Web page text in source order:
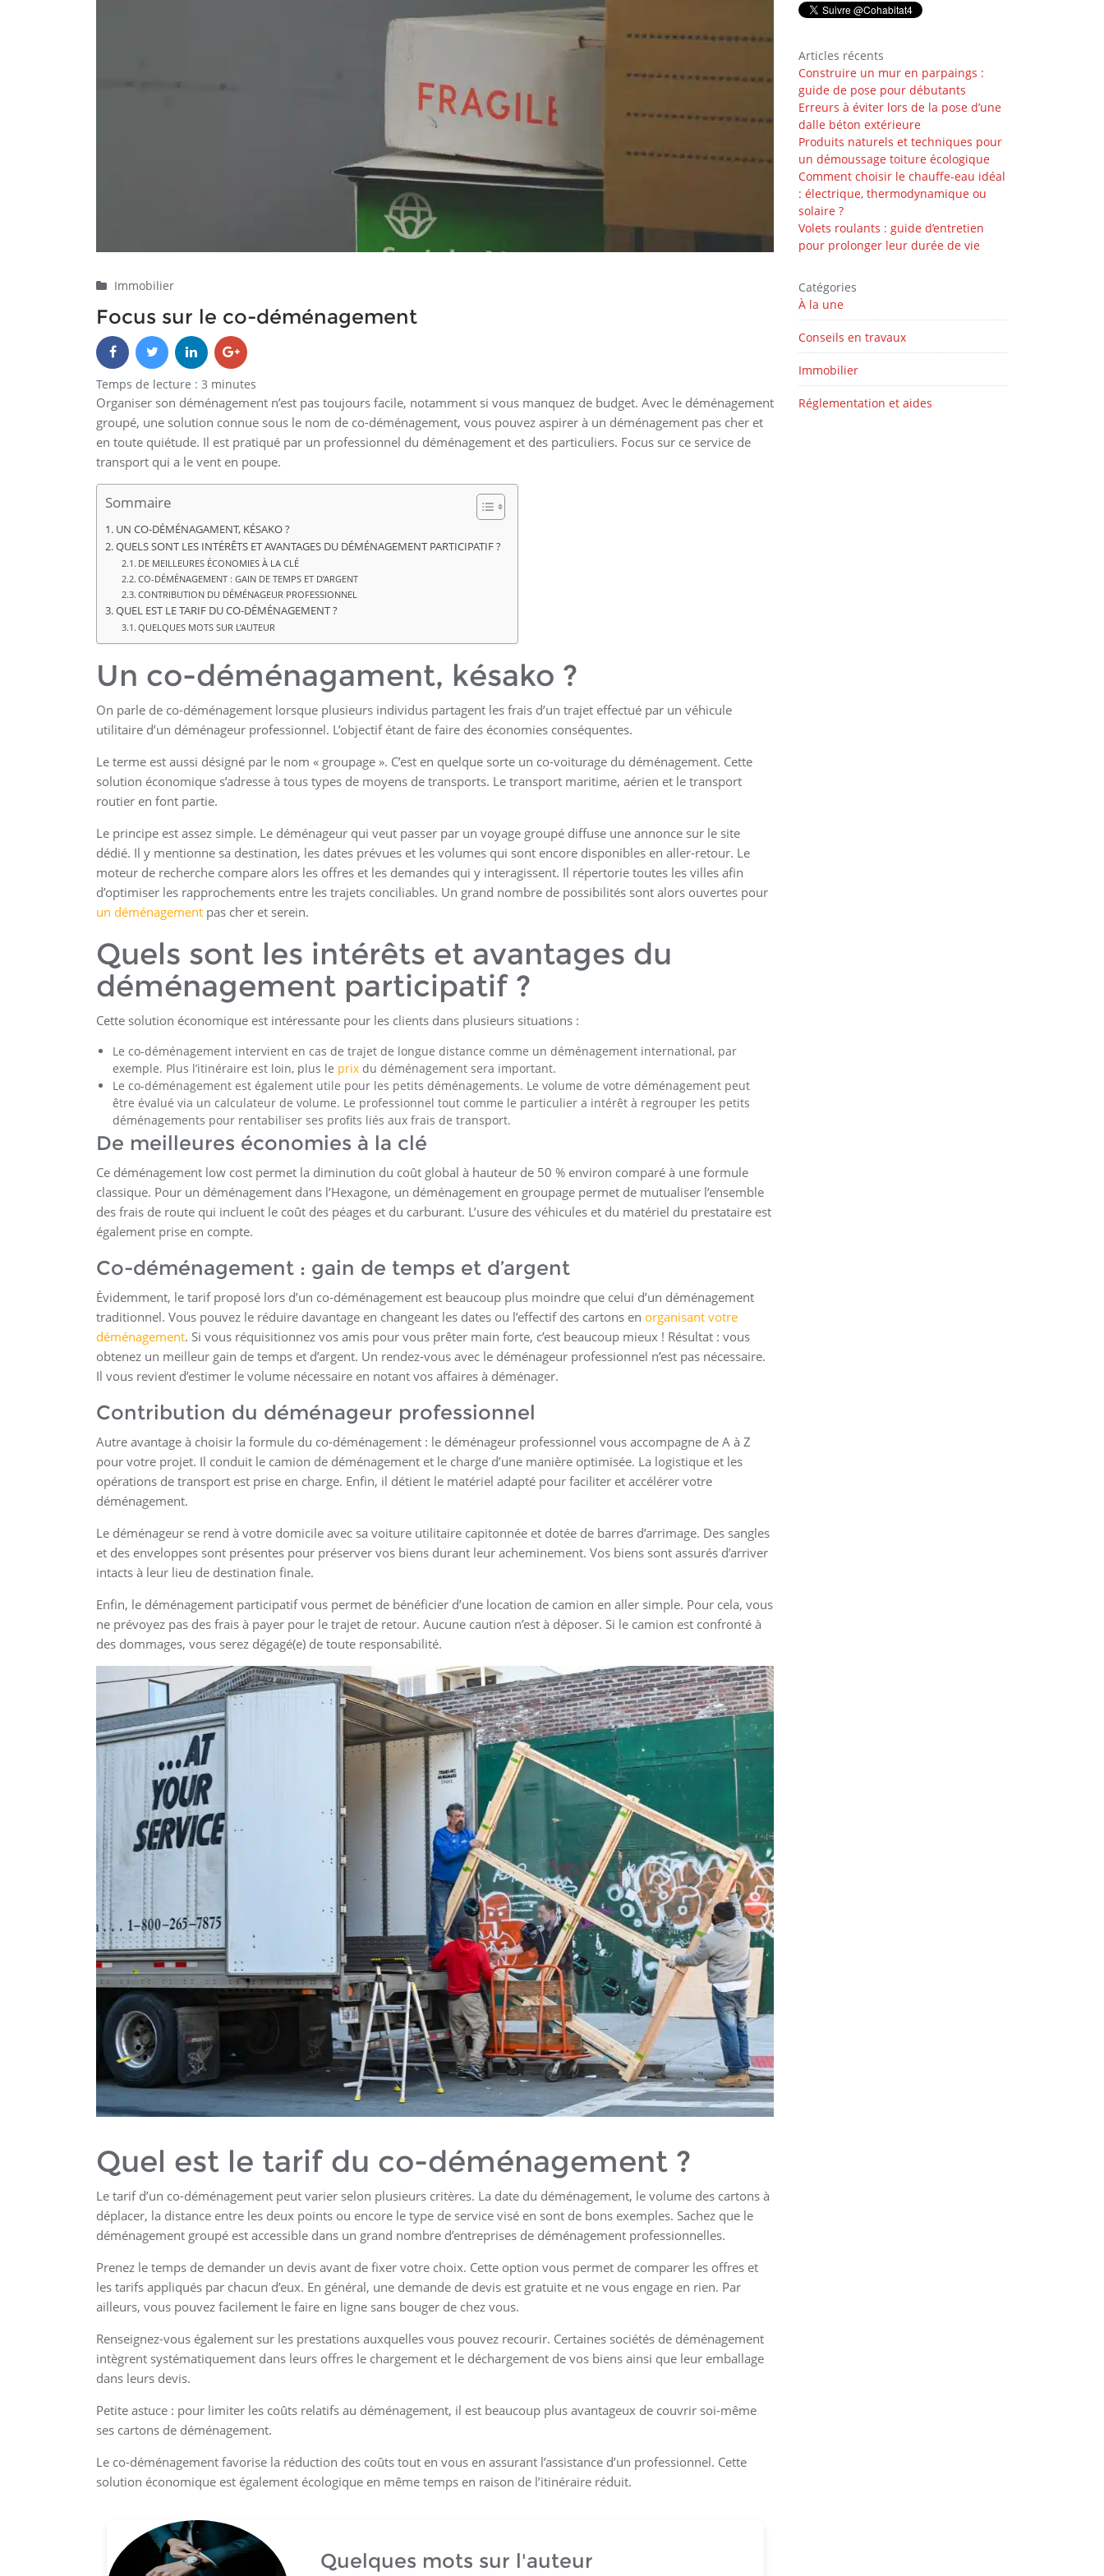
Immobilier
Focus sur le co-déménagement
Temps de lecture : 3 minutes
Organiser son déménagement n’est pas toujours facile, notamment si vous manquez de budget. Avec le déménagement
groupé, une solution connue sous le nom de co-déménagement, vous pouvez aspirer à un déménagement pas cher et
en toute quiétude. Il est pratiqué par un professionnel du déménagement et des particuliers. Focus sur ce service de
transport qui a le vent en poupe.
Sommaire
UN CO-DÉMÉNAGAMENT, KÉSAKO ?
QUELS SONT LES INTÉRÊTS ET AVANTAGES DU DÉMÉNAGEMENT PARTICIPATIF ?
DE MEILLEURES ÉCONOMIES À LA CLÉ
CO-DÉMÉNAGEMENT : GAIN DE TEMPS ET D’ARGENT
CONTRIBUTION DU DÉMÉNAGEUR PROFESSIONNEL
QUEL EST LE TARIF DU CO-DÉMÉNAGEMENT ?
QUELQUES MOTS SUR L’AUTEUR
Un co-déménagament, késako ?
On parle de co-déménagement lorsque plusieurs individus partagent les frais d’un trajet effectué par un véhicule
utilitaire d’un déménageur professionnel. L’objectif étant de faire des économies conséquentes.
Le terme est aussi désigné par le nom « groupage ». C’est en quelque sorte un co-voiturage du déménagement. Cette
solution économique s’adresse à tous types de moyens de transports. Le transport maritime, aérien et le transport
routier en font partie.
Le principe est assez simple. Le déménageur qui veut passer par un voyage groupé diffuse une annonce sur le site
dédié. Il y mentionne sa destination, les dates prévues et les volumes qui sont encore disponibles en aller-retour. Le
moteur de recherche compare alors les offres et les demandes qui y interagissent. Il répertorie toutes les villes afin
d’optimiser les rapprochements entre les trajets conciliables. Un grand nombre de possibilités sont alors ouvertes pour
un déménagement pas cher et serein.
Quels sont les intérêts et avantages du
déménagement participatif ?
Cette solution économique est intéressante pour les clients dans plusieurs situations :
Le co-déménagement intervient en cas de trajet de longue distance comme un déménagement international, par
exemple. Plus l’itinéraire est loin, plus le prix du déménagement sera important.
Le co-déménagement est également utile pour les petits déménagements. Le volume de votre déménagement peut
être évalué via un calculateur de volume. Le professionnel tout comme le particulier a intérêt à regrouper les petits
déménagements pour rentabiliser ses profits liés aux frais de transport.
De meilleures économies à la clé
Ce déménagement low cost permet la diminution du coût global à hauteur de 50 % environ comparé à une formule
classique. Pour un déménagement dans l’Hexagone, un déménagement en groupage permet de mutualiser l’ensemble
des frais de route qui incluent le coût des péages et du carburant. L’usure des véhicules et du matériel du prestataire est
également prise en compte.
Co-déménagement : gain de temps et d’argent
Évidemment, le tarif proposé lors d’un co-déménagement est beaucoup plus moindre que celui d’un déménagement
traditionnel. Vous pouvez le réduire davantage en changeant les dates ou l’effectif des cartons en organisant votre
déménagement. Si vous réquisitionnez vos amis pour vous prêter main forte, c’est beaucoup mieux ! Résultat : vous
obtenez un meilleur gain de temps et d’argent. Un rendez-vous avec le déménageur professionnel n’est pas nécessaire.
Il vous revient d’estimer le volume nécessaire en notant vos affaires à déménager.
Contribution du déménageur professionnel
Autre avantage à choisir la formule du co-déménagement : le déménageur professionnel vous accompagne de A à Z
pour votre projet. Il conduit le camion de déménagement et le charge d’une manière optimisée. La logistique et les
opérations de transport est prise en charge. Enfin, il détient le matériel adapté pour faciliter et accélérer votre
déménagement.
Le déménageur se rend à votre domicile avec sa voiture utilitaire capitonnée et dotée de barres d’arrimage. Des sangles
et des enveloppes sont présentes pour préserver vos biens durant leur acheminement. Vos biens sont assurés d’arriver
intacts à leur lieu de destination finale.
Enfin, le déménagement participatif vous permet de bénéficier d’une location de camion en aller simple. Pour cela, vous
ne prévoyez pas des frais à payer pour le trajet de retour. Aucune caution n’est à déposer. Si le camion est confronté à
des dommages, vous serez dégagé(e) de toute responsabilité.
Quel est le tarif du co-déménagement ?
Le tarif d’un co-déménagement peut varier selon plusieurs critères. La date du déménagement, le volume des cartons à
déplacer, la distance entre les deux points ou encore le type de service visé en sont de bons exemples. Sachez que le
déménagement groupé est accessible dans un grand nombre d’entreprises de déménagement professionnelles.
Prenez le temps de demander un devis avant de fixer votre choix. Cette option vous permet de comparer les offres et
les tarifs appliqués par chacun d’eux. En général, une demande de devis est gratuite et ne vous engage en rien. Par
ailleurs, vous pouvez facilement le faire en ligne sans bouger de chez vous.
Renseignez-vous également sur les prestations auxquelles vous pouvez recourir. Certaines sociétés de déménagement
intègrent systématiquement dans leurs offres le chargement et le déchargement de vos biens ainsi que leur emballage
dans leurs devis.
Petite astuce : pour limiter les coûts relatifs au déménagement, il est beaucoup plus avantageux de couvrir soi-même
ses cartons de déménagement.
Le co-déménagement favorise la réduction des coûts tout en vous en assurant l’assistance d’un professionnel. Cette
solution économique est également écologique en même temps en raison de l’itinéraire réduit.
Quelques mots sur l'auteur
Articles récents
Construire un mur en parpaings :
guide de pose pour débutants
Erreurs à éviter lors de la pose d’une
dalle béton extérieure
Produits naturels et techniques pour
un démoussage toiture écologique
Comment choisir le chauffe-eau idéal
: électrique, thermodynamique ou
solaire ?
Volets roulants : guide d’entretien
pour prolonger leur durée de vie
Catégories
À la une
Conseils en travaux
Immobilier
Réglementation et aides